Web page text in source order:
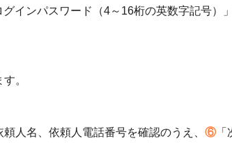
インパスワード（4～16桁の英数字記号）
。
人名、依頼人電話番号を確認のうえ、 ⑥「